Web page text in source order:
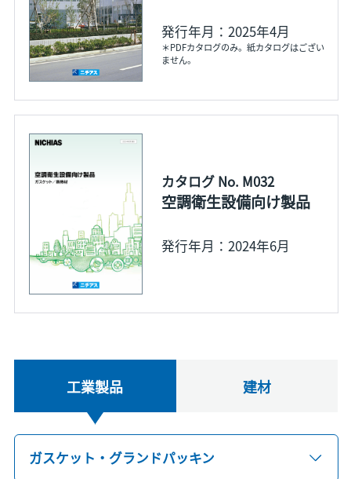
発行年月：2025年4月
＊PDFカタログのみ。紙カタログはござい
ません。
カタログ No. M032
空調衛生設備向け製品
発行年月：2024年6月
工業製品 建材
ガスケット・グランドパッキン